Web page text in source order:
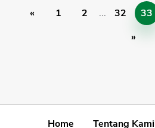
« 1 2 ... 32 33
»
Home Tentang Kami